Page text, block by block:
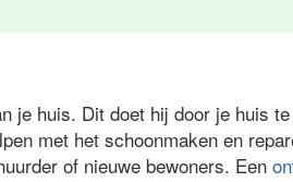
je huis. Dit doet hij door je huis
met het schoonmaken en
of nieuwe bewoners. Een